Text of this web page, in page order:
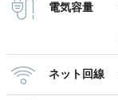
電気容量
ネット回線